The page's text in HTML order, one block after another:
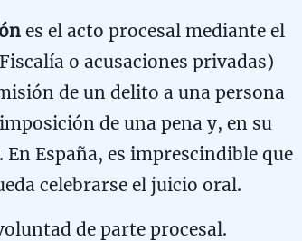
es el acto procesal mediante el
o acusaciones privadas)
de un delito a una persona
de una pena y, en su
España, es imprescindible que
celebrarse el juicio oral.
de parte procesal.